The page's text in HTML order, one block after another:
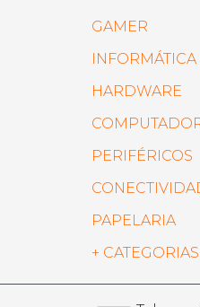
GAMER
INFORMÁTICA
HARDWARE
PERIFÉRICOS
PAPELARIA
+ CATEGORIAS